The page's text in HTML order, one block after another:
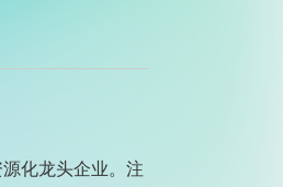
化龙头企业。注